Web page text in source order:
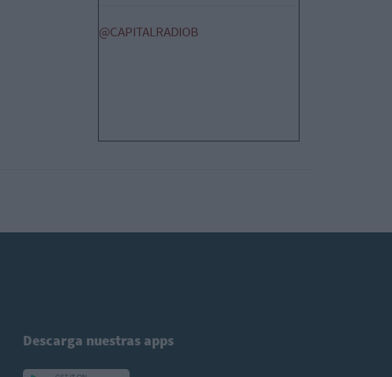
@CAPITALRADIOB
Descarga nuestras apps